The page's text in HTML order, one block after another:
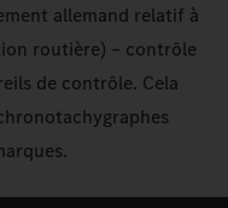
allemand relatif à
routière) – contrôle
de contrôle. Cela